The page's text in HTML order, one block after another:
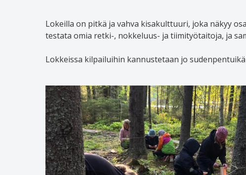
Lokeilla on pitkä ja vahva kisakulttuuri, joka näkyy
testata omia retki-, nokkeluus- ja tiimityötaitoja, ja
Lokkeissa kilpailuihin kannustetaan jo